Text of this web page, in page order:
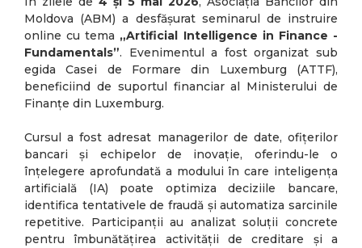
Moldova (ABM) a desfășurat seminarul de instruire
online cu tema „Artificial Intelligence in Finance -
Fundamentals”. Evenimentul a fost organizat sub
egida Casei de Formare din Luxemburg (ATTF),
beneficiind de suportul financiar al Ministerului de
Finanțe din Luxemburg.
Cursul a fost adresat managerilor de date, ofițerilor
bancari și echipelor de inovație, oferindu-le o
înțelegere aprofundată a modului în care inteligența
artificială (IA) poate optimiza deciziile bancare,
identifica tentativele de fraudă și automatiza sarcinile
repetitive. Participanții au analizat soluții concrete
pentru îmbunătățirea activității de creditare și a